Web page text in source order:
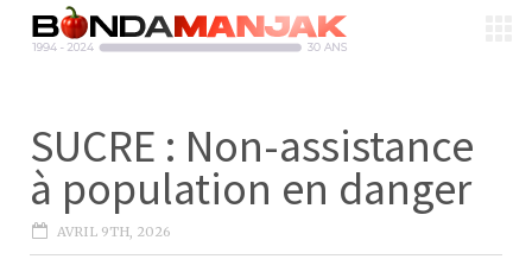
SUCRE : Non-assistance
à population en danger
AVRIL 9TH, 2026